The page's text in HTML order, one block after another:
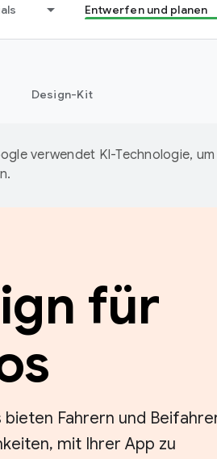
Entwerfen und planen
Design-Kit
verwendet KI-Technologie,
für
bieten Fahrern und
mit Ihrer App zu